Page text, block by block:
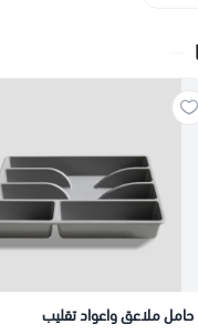
حامل ملاعق واعواد تقليب